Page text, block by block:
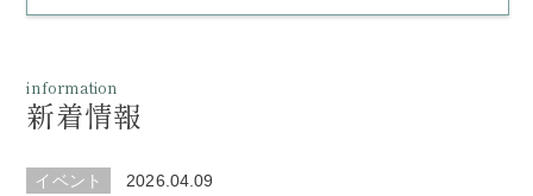
information
新着情報
イベント 2026.04.09